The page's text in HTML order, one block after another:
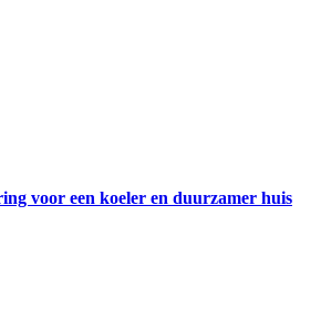
voor een koeler en duurzamer huis